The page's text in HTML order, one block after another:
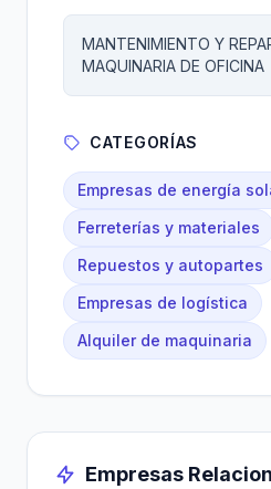
MANTENIMIENTO Y
MAQUINARIA DE OFICINA
CATEGORÍAS
Empresas de energía
Ferreterías y materiales
Repuestos y autopartes
Empresas de logística
Alquiler de maquinaria
Empresas